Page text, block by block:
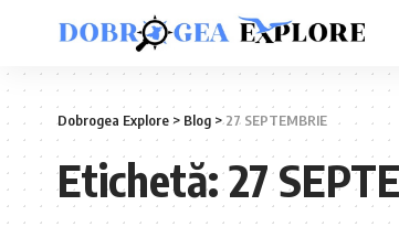
Dobrogea Explore> Blog >27 SEPTEMBRIE
Etichetă:27